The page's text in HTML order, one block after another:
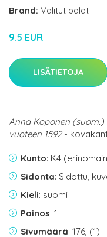
Brand: Valitut palat
9.5 EUR
LISÄTIETOJA
Anna Koponen (suom.)
vuoteen 1592-
Kunto: K4
Sidonta: Sidottu,
Kieli: suomi
Painos: 1
Sivumäärä: 176, (1)